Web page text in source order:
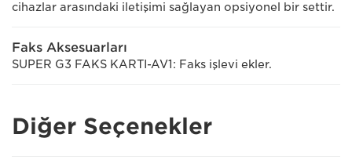
cihazlar arasındaki iletişimi sağlayan opsiyonel bir settir.
Faks Aksesuarları
SUPER G3 FAKS KARTI-AV1: Faks işlevi ekler.
Diğer Seçenekler